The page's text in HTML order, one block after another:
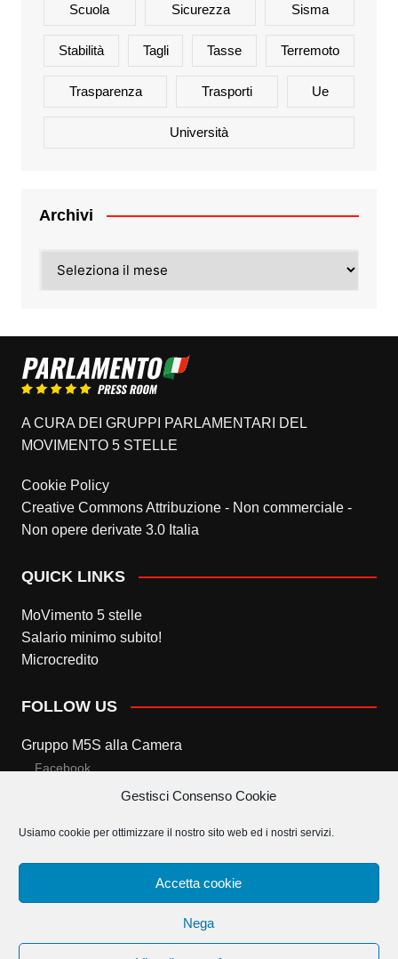
Gestisci Consenso Cookie
Usiamo cookie per ottimizzare il nostro sito web ed i nostri servizi.
Accetta cookie
Nega
Scuola Sicurezza Sisma
Stabilità Tagli Tasse Terremoto
Trasparenza Trasporti Ue
Università
Archivi
A CURA DEI GRUPPI PARLAMENTARI DEL
MOVIMENTO 5 STELLE
Cookie Policy
Creative Commons Attribuzione - Non commerciale -
Non opere derivate 3.0 Italia
QUICK LINKS
MoVimento 5 stelle
Salario minimo subito!
Microcredito
FOLLOW US
Gruppo M5S alla Camera
Facebook
Twitter